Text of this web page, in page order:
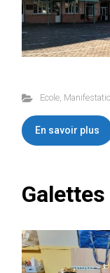
Ecole,
En savoir plus